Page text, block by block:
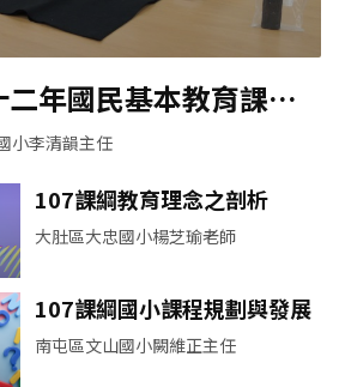
年國民基本教育課程
小李清韻主任
107課綱教育理念之剖析
大肚區大忠國小楊芝瑜老師
107課綱國小課程規劃與發展
南屯區文山國小闕維正主任